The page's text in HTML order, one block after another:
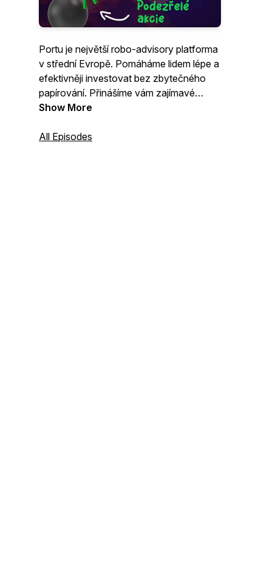
Portu je největší robo-advisory platforma
v střední Evropě. Pomáháme lidem lépe a
efektivněji investovat bez zbytečného
papírování. Přinášíme vám zajímavé
novinky ze světa investic a rozhovory.
Show More
All Episodes